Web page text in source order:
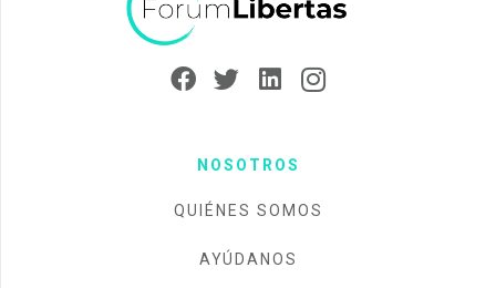
NOSOTROS
QUIÉNES SOMOS
AYÚDANOS